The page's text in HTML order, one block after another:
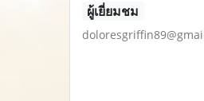
ผู้เยี่ยมชม